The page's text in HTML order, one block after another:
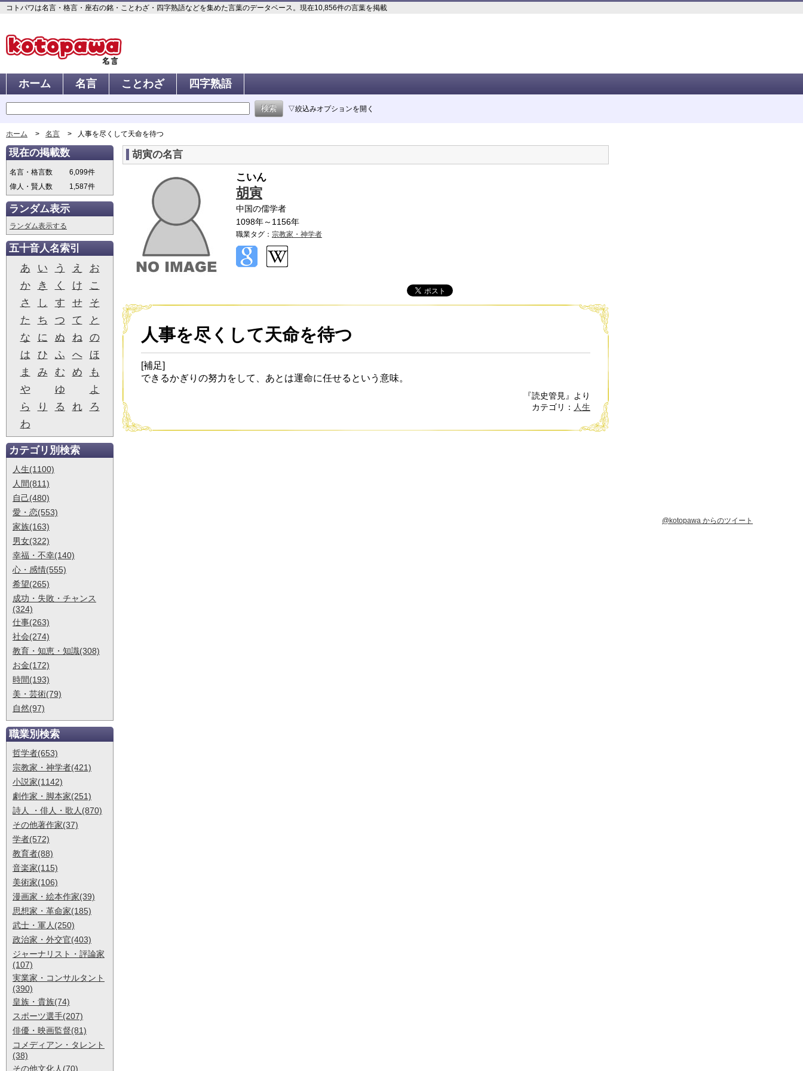
コトパワは名言・格言・座右の銘・ことわざ・四字熟語などを集めた言葉のデータベース。現在10,856件の言葉を掲載
ホーム 名言 ことわざ 四字熟語
▽絞込みオプションを開く
ホーム 名言 人事を尽くして天命を待つ
胡寅の名言
こいん
胡寅
中国の儒学者
1098年～1156年
職業タグ： 宗教家・神学者
人事を尽くして天命を待つ
[補足]
できるかぎりの努力をして、あとは運命に任せるという意味。
『読史管見』より
カテゴリ： 人生
現在の掲載数
名言・格言数
6,099件
偉人・賢人数
1,587件
ランダム表示
ランダム表示する
五十音人名索引
あ
い う え
お
か
き く け
こ
さ
し す せ
そ
た
ち つ て
と
な
に ぬ ね
の
は
ひ ふ へ
ほ
ま
み む め
も
や
ゆ
よ
ら
り る れ
ろ
わ
カテゴリ別検索
人生(1100)
人間(811)
自己(480)
愛・恋(553)
家族(163)
男女(322)
幸福・不幸(140)
心・感情(555)
希望(265)
成功・失敗・チャンス
(324)
仕事(263)
社会(274)
教育・知恵・知識(308)
お金(172)
時間(193)
美・芸術(79)
自然(97)
職業別検索
哲学者(653)
宗教家・神学者(421)
小説家(1142)
劇作家・脚本家(251)
詩人 ・俳人・歌人(870)
その他著作家(37)
学者(572)
教育者(88)
音楽家(115)
美術家(106)
漫画家・絵本作家(39)
思想家・革命家(185)
武士・軍人(250)
政治家・外交官(403)
ジャーナリスト・評論家
(107)
実業家・コンサルタント
(390)
皇族・貴族(74)
スポーツ選手(207)
俳優・映画監督(81)
コメディアン・タレント
(38)
その他文化人(70)
@kotopawa からのツイート